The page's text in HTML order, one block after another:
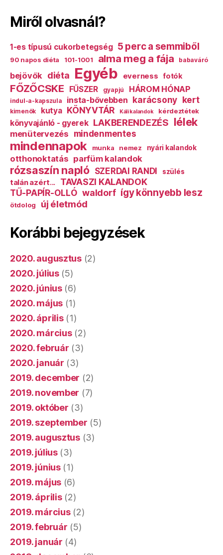
Miről olvasnál?
1-es típusú cukorbetegség 5 perc a semmiből
90 napos diéta 101-1001 alma meg a fája babaváró
bejövők diéta Egyéb everness fotók
FŐZŐCSKE FŰSZER gyapjú HÁROM HÓNAP
indul-a-kapszula insta-bővebben karácsony kert
kimenők kutya KÖNYVTÁR Káli kalandok kérdeztétek
könyvajánló - gyerek LAKBERENDEZÉS lélek
menütervezés mindenmentes
mindennapok munka nemez nyári kalandok
otthonoktatás parfüm kalandok
rózsaszín napló SZERDAI RANDI szülés
talán azért...
TAVASZI KALANDOK
TŰ-PAPÍR-OLLÓ waldorf így könnyebb lesz
ötdolog új életmód
Korábbi bejegyzések
2020. augusztus(2)
2020. július(5)
2020. június(6)
2020. május (1)
2020. április(1)
2020. március(2)
2020. február (3)
2020. január (3)
2019. december (2)
2019. november (7)
2019. október (3)
2019. szeptember (5)
2019. augusztus(3)
2019. július(3)
2019. június(1)
2019. május (6)
2019. április(2)
2019. március(2)
2019. február (5)
2019. január (4)